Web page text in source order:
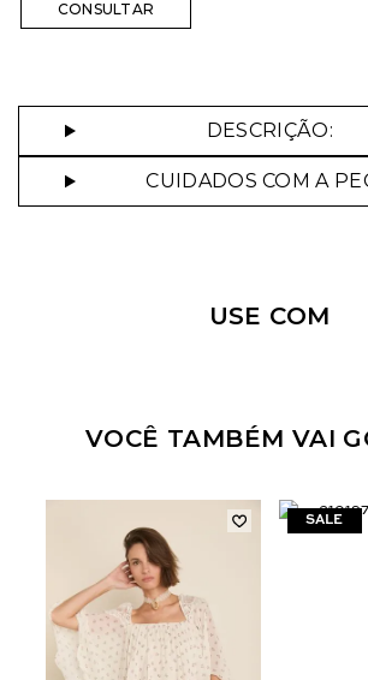
DESCRIÇÃO:
CUIDADOS COM A
USE COM
VOCÊ TAMBÉM VAI